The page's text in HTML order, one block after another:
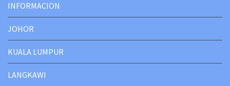
INFORMACION
JOHOR
KUALA LUMPUR
LANGKAWI